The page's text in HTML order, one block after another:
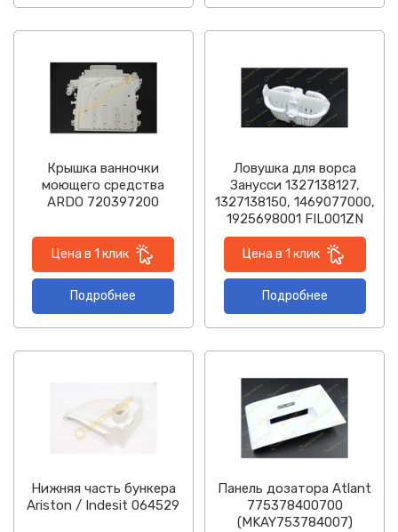
Крышка ванночки
моющего средства
ARDO 720397200
Цена в 1 клик
Подробнее
Ловушка для ворса
Занусси 1327138127,
1327138150, 1469077000,
1925698001 FIL001ZN
Цена в 1 клик
Подробнее
Нижняя часть бункера
Ariston / Indesit 064529
Панель дозатора Atlant
775378400700
(MKAY753784007)